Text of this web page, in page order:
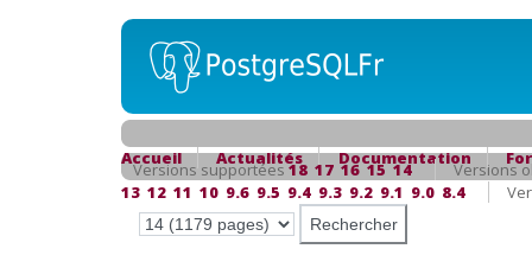
Accueil Actualités Documentation
Versions supportées18 17 16 15 14
Versions
13 12 11 10 9.6 9.5 9.4 9.3 9.2 9.1 9.0 8.4